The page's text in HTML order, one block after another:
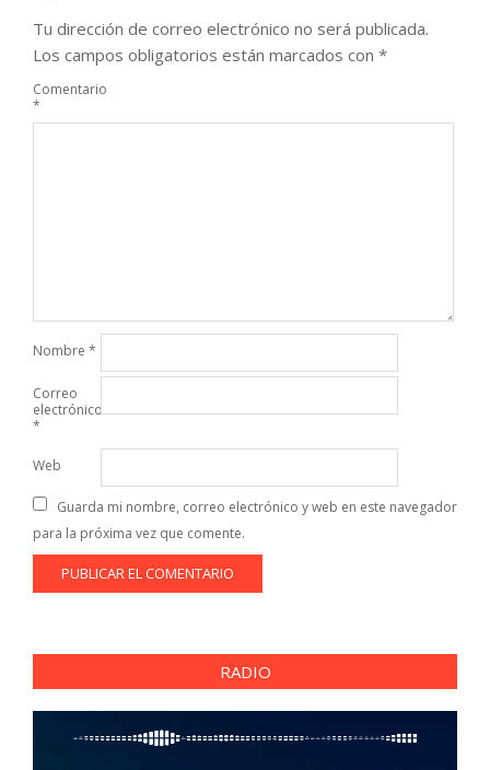
Tu dirección de correo electrónico no será publicada.
Los campos obligatorios están marcados con *
Comentario
*
Nombre *
Correo
electrónico
*
Web
Guarda mi nombre, correo electrónico y web en este navegador
para la próxima vez que comente.
RADIO